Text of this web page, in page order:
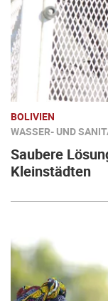
BOLIVIEN
WASSER- UND
Saubere
Kleinstädten